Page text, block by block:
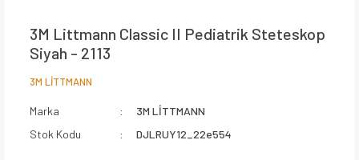
3M Littmann Classic II Pediatrik Steteskop
Siyah - 2113
3M LİTTMANN
Marka
3M LİTTMANN
Stok Kodu
DJLRUY12_22e554